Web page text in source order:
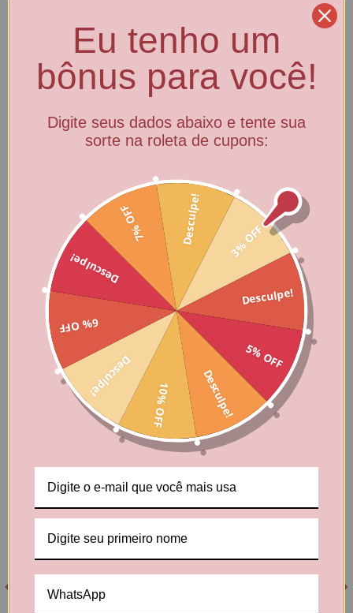
Produtos relacionados
11%
Kit Amo Sequilho de
Queijo - 4 Unidades de
Kit Especial - Sabor de
Eu tenho um
bônus para você!
Digite seus dados abaixo e tente sua
sorte na roleta de cupons:
3% OFF
Desculpe!
5% OFF
Desculpe!
10% OFF
Desculpe!
6% OFF
Desculpe!
7% OFF Desculpe!